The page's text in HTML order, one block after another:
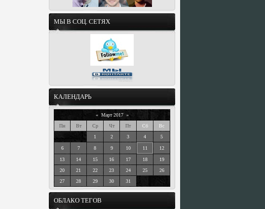
МЫ В СОЦ. СЕТЯХ
КАЛЕНДАРЬ
« Март 2017 »
Пн
Вт Ср Чт Пт Сб
Вс
1
2 3 4 5
6 7 8 9 10 11 12
13 14 15 16 17 18
19
20
21 22 23 24 25
26
27
28 29 30 31
ОБЛАКО ТЕГОВ